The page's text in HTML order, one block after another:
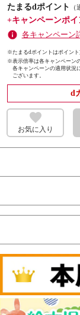
たまるdポイント
（
+キャンペーンポイ
各キャンペーン
※たまるdポイントはポイント
※表示倍率は各キャンペーン
各キャンペーンの適用状況
ございます。
d
お気に入り